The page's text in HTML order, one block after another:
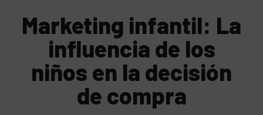
Marketing infantil: La
influencia de los
niños en la decisión
de compra